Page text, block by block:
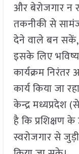
और बेरोजगार न
तकनीकी से
देने वाले बन सकें,
इसके लिए भविष्य
कार्यक्रम
कार्य किया जा
केन्द्र मध्यप्रदेश
है कि प्रशिक्षण
स्वरोजगार से